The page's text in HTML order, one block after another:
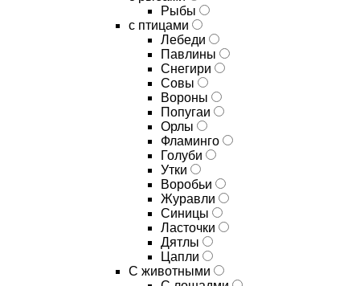
Рыбы
с птицами
Лебеди
Павлины
Снегири
Совы
Вороны
Попугаи
Орлы
Фламинго
Голуби
Утки
Воробьи
Журавли
Синицы
Ласточки
Дятлы
Цапли
С животными